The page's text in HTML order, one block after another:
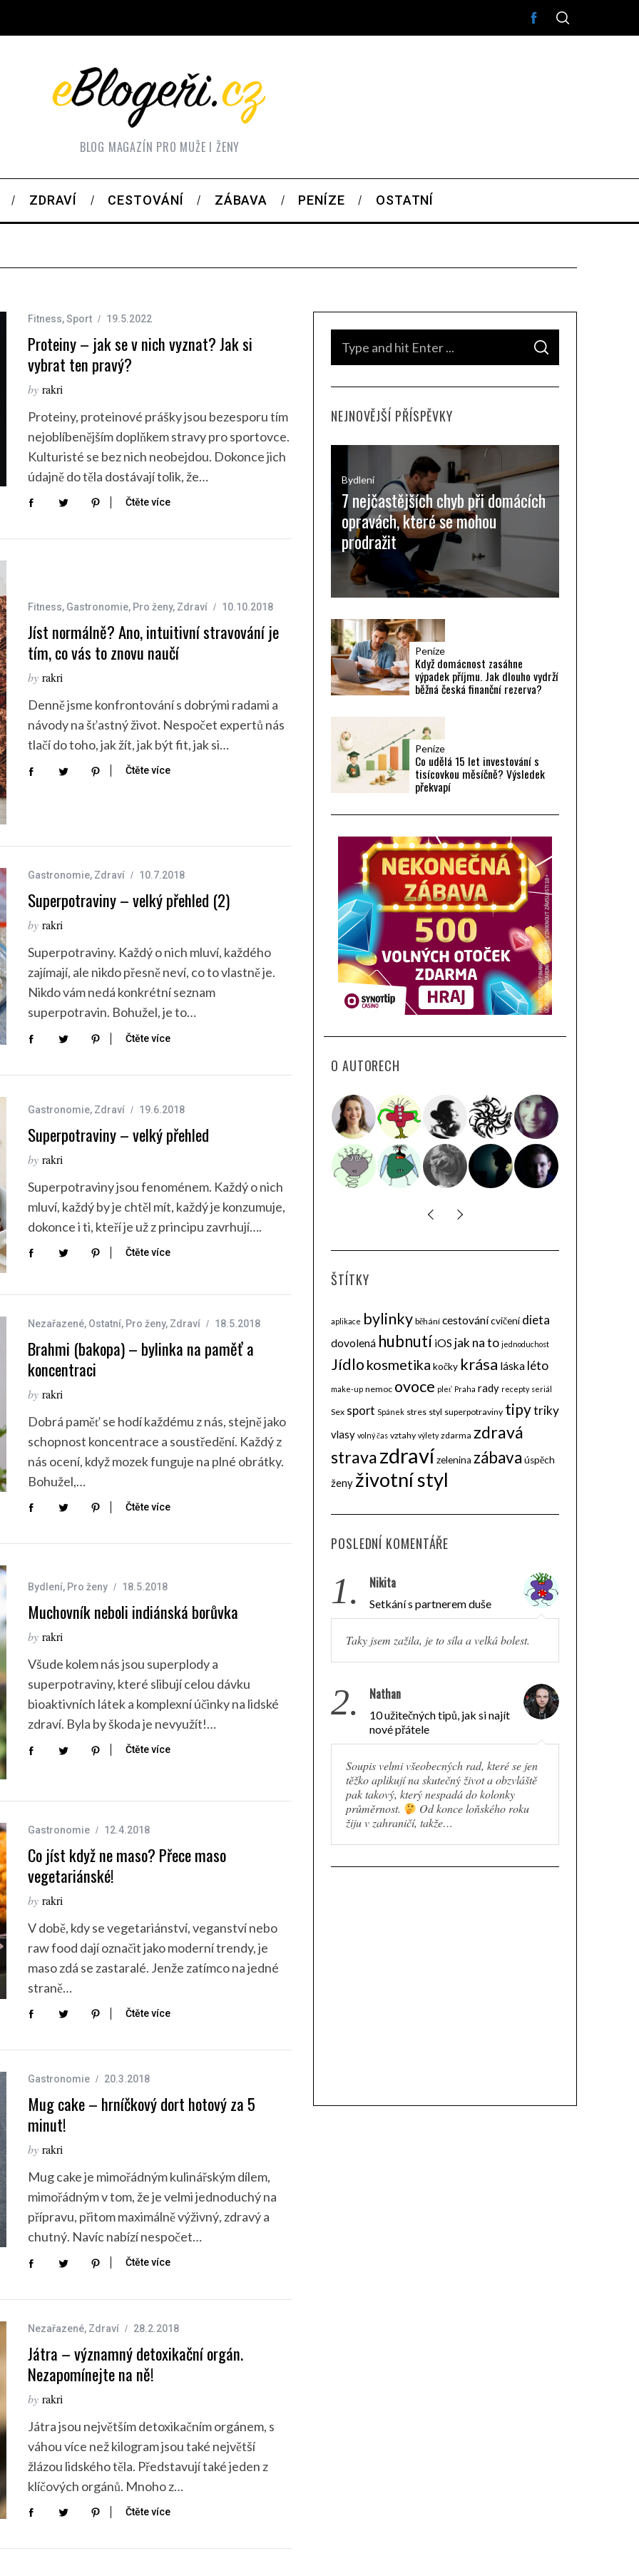
BLOG MAGAZÍN PRO MUŽE I ŽENY
ZDRAVÍ CESTOVÁNÍ ZÁBAVA PENÍZE OSTATNÍ
Fitness,Sport 19.5.2022
Proteiny – jak se v nich vyznat? Jak si
vybrat ten pravý?
by rakri
Proteiny, proteinové prášky jsou bezesporu tím
nejoblíbenějším doplňkem stravy pro sportovce.
Kulturisté se bez nich neobejdou. Dokonce jich
údajně do těla dostávají tolik, že…
Čtěte více
Fitness, Gastronomie, Pro ženy, Zdraví 10.10.2018
Jíst normálně? Ano, intuitivní stravování je
tím, co vás to znovu naučí
by rakri
Denně jsme konfrontování s dobrými radami a
návody na šťastný život. Nespočet expertů nás
tlačí do toho, jak žít, jak být fit, jak si…
Čtěte více
Gastronomie, Zdraví 10.7.2018
Superpotraviny – velký přehled (2)
by rakri
Superpotraviny. Každý o nich mluví, každého
zajímají, ale nikdo přesně neví, co to vlastně je.
Nikdo vám nedá konkrétní seznam
superpotravin. Bohužel, je to…
Čtěte více
Gastronomie, Zdraví 19.6.2018
Superpotraviny – velký přehled
by rakri
Superpotraviny jsou fenoménem. Každý o nich
mluví, každý by je chtěl mít, každý je konzumuje,
dokonce i ti, kteří je už z principu zavrhují….
Čtěte více
Nezařazené, Ostatní, Pro ženy, Zdraví 18.5.2018
Brahmi (bakopa) – bylinka na paměť a
koncentraci
by rakri
Dobrá paměť se hodí každému z nás, stejně jako
schopnost koncentrace a soustředění. Každý z
nás ocení, když mozek funguje na plné obrátky.
Bohužel,…
Čtěte více
Bydlení, Pro ženy 18.5.2018
Muchovník neboli indiánská borůvka
by rakri
Všude kolem nás jsou superplody a
superpotraviny, které slibují celou dávku
bioaktivních látek a komplexní účinky na lidské
zdraví. Byla by škoda je nevyužít!…
Čtěte více
Gastronomie 12.4.2018
Co jíst když ne maso? Přece maso
vegetariánské!
by rakri
V době, kdy se vegetariánství, veganství nebo
raw food dají označit jako moderní trendy, je
maso zdá se zastaralé. Jenže zatímco na jedné
straně…
Čtěte více
Gastronomie 20.3.2018
Mug cake – hrníčkový dort hotový za 5
minut!
by rakri
Mug cake je mimořádným kulinářským dílem,
mimořádným v tom, že je velmi jednoduchý na
přípravu, přitom maximálně výživný, zdravý a
chutný. Navíc nabízí nespočet…
Čtěte více
Nezařazené, Zdraví 28.2.2018
Játra – významný detoxikační orgán.
Nezapomínejte na ně!
by rakri
Játra jsou největším detoxikačním orgánem, s
váhou více než kilogram jsou také největší
žlázou lidského těla. Představují také jeden z
klíčových orgánů. Mnoho z…
Čtěte více
c
S
A
C
NEJNOVĚJŠÍ PŘÍSPĚVKY
Bydlení
7 nejčastějších chyb při domácích
opravách, které se mohou
prodražit
Peníze
Když domácnost zasáhne
výpadek příjmu. Jak dlouho vydrží
běžná česká finanční rezerva?
Peníze
Co udělá 15 let investování s
tisícovkou měsíčně? Výsledek
překvapí
O AUTORECH
ŠTÍTKY
aplikace bylinky běhání cestovánícvičení dieta
dovolená hubnutí iOS jak na to jednoduchost
Jídlo kosmetika kočky krása láska léto
make-up nemoc ovoce pleť Praha rady recepty seriál
Sex sport Spánek stres styl superpotraviny tipytriky
vlasy volný čas vztahy výlety zdarma zdravá
stravazdravízelenina zábava úspěch
ženy životní styl
POSLEDNÍ KOMENTÁŘE
1. Nikita
Setkání s partnerem duše
Taky jsem zažila, je to síla a velká bolest.
2. Nathan
10 užitečných tipů, jak si najít
nové přátele
Soupis velmi všeobecných rad, které se jen
těžko aplikují na skutečný život a obzvláště
pak takový, který nespadá do kolonky
průměrnost.
Od konce loňského roku
žiju v zahraničí, takže…